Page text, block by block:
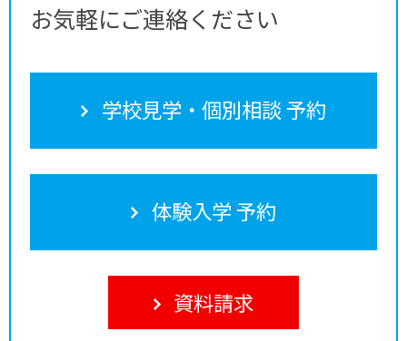
お気軽にご連絡ください
学校見学・個別相談 予約
体験入学 予約
資料請求